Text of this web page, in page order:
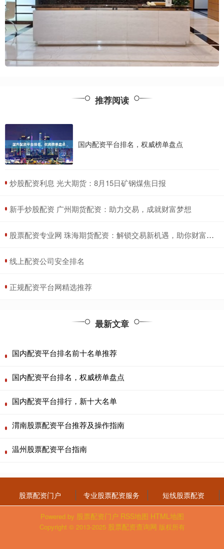
推荐阅读
国内配资平台排名，权威榜单盘点
​炒股配资利息 光大期货：8月15日矿钢煤焦日报
​新手炒股配资 广州期货配资：助力交易，成就财富梦想
​股票配资专业网 珠海期货配资：解锁交易新机遇，助你财富倍增
​线上配资公司安全排名
​正规配资平台网精选推荐
最新文章
国内配资平台排名前十名单推荐
国内配资平台排名，权威榜单盘点
国内配资平台排行，新十大名单
渭南股票配资平台推荐及操作指南
温州股票配资平台指南
股票配资门户 专业股票配资服务 短线股票配资
Powered by 股票配资门户 RSS地图 HTML地图
Copyright © 2013-2025 股票配资查询网 版权所有